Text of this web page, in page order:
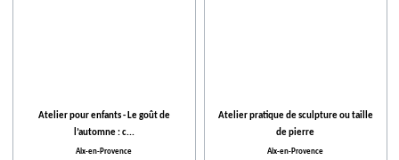
Atelier pour enfants - Le goût de
l’automne : c...
Aix-en-Provence
Atelier pratique de sculpture ou taille
de pierre
Aix-en-Provence